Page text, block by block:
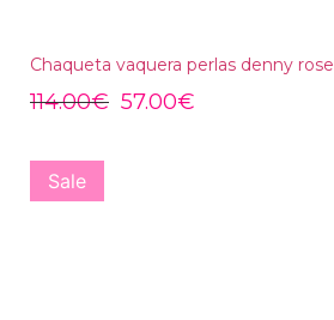
Chaqueta vaquera perlas denny rose
114.00€ 57.00€
Sale